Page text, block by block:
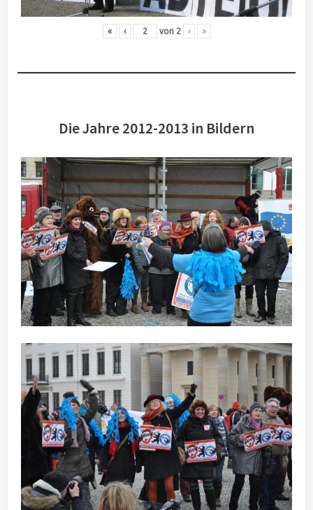
« ‹ von 2 › »
Die Jahre 2012-2013 in Bildern